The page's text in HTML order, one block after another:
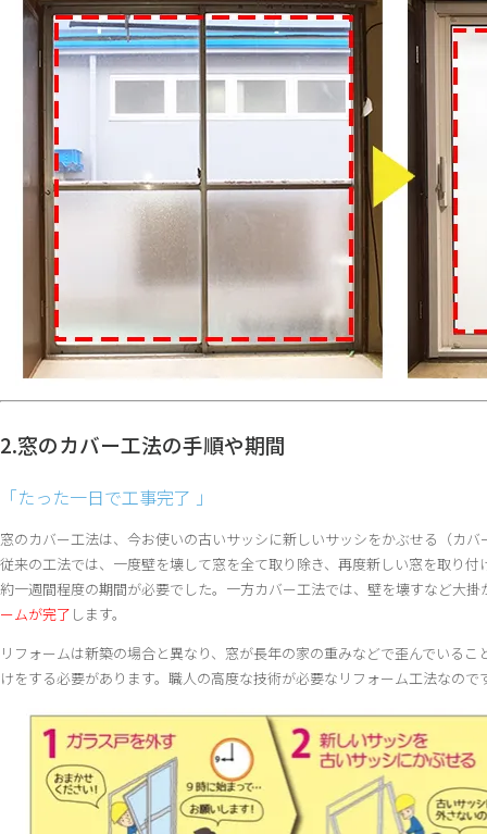
2.窓のカバー工法の手順や期間
「たった一日で工事完了 」
窓のカバー工法は、今お使いの古いサッシに新しいサッシをかぶせる（カ
従来の工法では、一度壁を壊して窓を全て取り除き、再度新しい窓を取り
約一週間程度の期間が必要でした。一方カバー工法では、壁を壊すなど大掛
ームが完了 します。
リフォームは新築の場合と異なり、窓が長年の家の重みなどで歪んでいる
けをする必要があります。職人の高度な技術が必要なリフォーム工法なので